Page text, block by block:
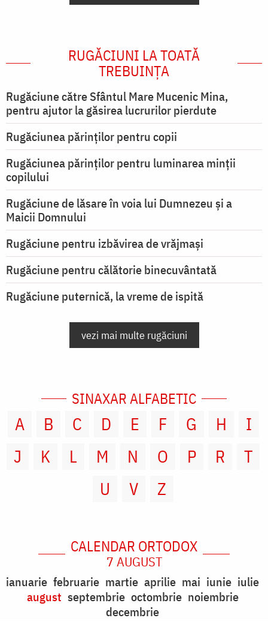
RUGĂCIUNI LA TOATĂ
TREBUINȚA
Rugăciune către Sfântul Mare Mucenic Mina,
pentru ajutor la găsirea lucrurilor pierdute
Rugăciunea părinților pentru copii
Rugăciunea părinților pentru luminarea minţii
copilului
Rugăciune de lăsare în voia lui Dumnezeu şi a
Maicii Domnului
Rugăciune pentru izbăvirea de vrăjmași
Rugăciune pentru călătorie binecuvântată
Rugăciune puternică, la vreme de ispită
vezi mai multe rugăciuni
SINAXAR ALFABETIC
A B C D E F G H
I
J
K L M N O P R
T
U
V Z
CALENDAR ORTODOX
7 AUGUST
ianuarie februarie martie aprilie mai iunie iulie
august septembrie octombrie noiembrie
decembrie